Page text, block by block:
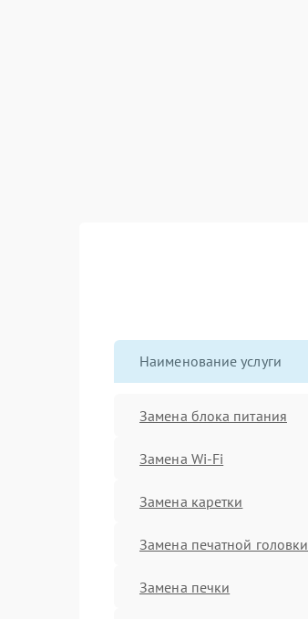
Наименование услуги
Замена блока питания
Замена Wi-Fi
Замена каретки
Замена печатной головки
Замена печки